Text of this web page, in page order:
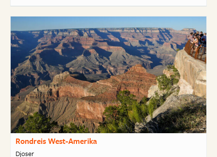
Rondreis West-Amerika
Djoser